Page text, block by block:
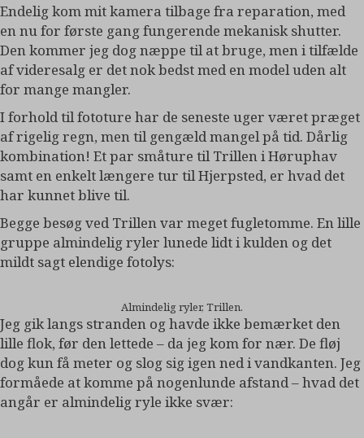
Endelig kom mit kamera tilbage fra reparation, med
en nu for første gang fungerende mekanisk shutter.
Den kommer jeg dog næppe til at bruge, men i tilfælde
af videresalg er det nok bedst med en model uden alt
for mange mangler.
I forhold til fototure har de seneste uger været præget
af rigelig regn, men til gengæld mangel på tid. Dårlig
kombination! Et par småture til Trillen i Høruphav
samt en enkelt længere tur til Hjerpsted, er hvad det
har kunnet blive til.
Begge besøg ved Trillen var meget fugletomme. En lille
gruppe almindelig ryler lunede lidt i kulden og det
mildt sagt elendige fotolys:
Almindelig ryler, Trillen.
Jeg gik langs stranden og havde ikke bemærket den
lille flok, før den lettede – da jeg kom for nær. De fløj
dog kun få meter og slog sig igen ned i vandkanten. Jeg
formåede at komme på nogenlunde afstand – hvad det
angår er almindelig ryle ikke svær: